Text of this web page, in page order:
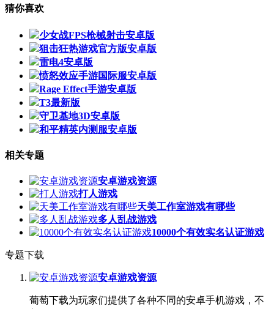
猜你喜欢
少女战FPS枪械射击安卓版
狙击狂热游戏官方版安卓版
雷电4安卓版
愤怒效应手游国际服安卓版
Rage Effect手游安卓版
T3最新版
守卫基地3D安卓版
和平精英内测服安卓版
相关专题
安卓游戏资源
打人游戏
天美工作室游戏有哪些
多人乱战游戏
10000个有效实名认证游戏
专题下载
安卓游戏资源
葡萄下载为玩家们提供了各种不同的安卓手机游戏，不